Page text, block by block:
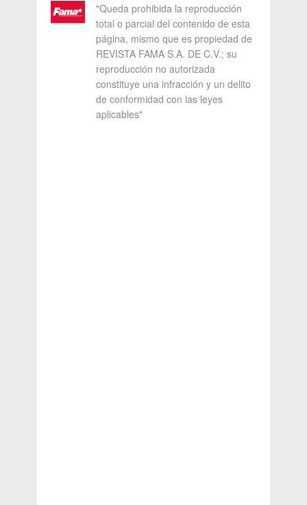
"Queda prohibida la reproducción
total o parcial del contenido de esta
página, mismo que es propiedad de
REVISTA FAMA S.A. DE C.V.; su
reproducción no autorizada
constituye una infracción y un delito
de conformidad con las leyes
aplicables"